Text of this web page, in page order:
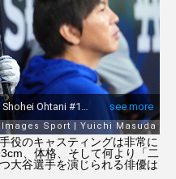
田所ちさ
竜宮の誘い
池凛子 鈴田修也
滅の刃
役のキャスティングは非常に
、体格、そして何より「二
大谷選手を演じられる俳優は